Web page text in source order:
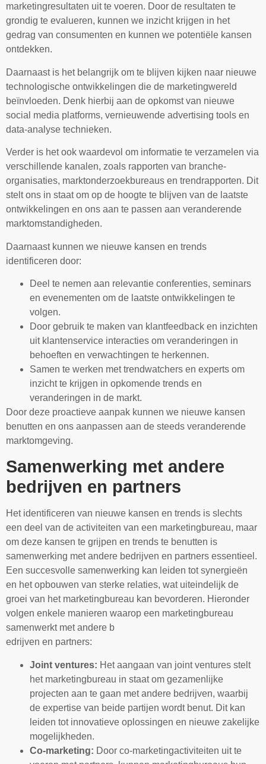
marketingresultaten uit te voeren. Door de resultaten te
grondig te evalueren, kunnen we inzicht krijgen in het
gedrag van consumenten en kunnen we potentiële kansen
ontdekken.
Daarnaast is het belangrijk om te blijven kijken naar nieuwe
technologische ontwikkelingen die de marketingwereld
beïnvloeden. Denk hierbij aan de opkomst van nieuwe
social media platforms, vernieuwende advertising tools en
data-analyse technieken.
Verder is het ook waardevol om informatie te verzamelen via
verschillende kanalen, zoals rapporten van branche-
organisaties, marktonderzoekbureaus en trendrapporten. Dit
stelt ons in staat om op de hoogte te blijven van de laatste
ontwikkelingen en ons aan te passen aan veranderende
marktomstandigheden.
Daarnaast kunnen we nieuwe kansen en trends
identificeren door:
Deel te nemen aan relevantie conferenties, seminars
en evenementen om de laatste ontwikkelingen te
volgen.
Door gebruik te maken van klantfeedback en inzichten
uit klantenservice interacties om veranderingen in
behoeften en verwachtingen te herkennen.
Samen te werken met trendwatchers en experts om
inzicht te krijgen in opkomende trends en
veranderingen in de markt.
Door deze proactieve aanpak kunnen we nieuwe kansen
benutten en ons aanpassen aan de steeds veranderende
marktomgeving.
Samenwerking met andere
bedrijven en partners
Het identificeren van nieuwe kansen en trends is slechts
een deel van de activiteiten van een marketingbureau, maar
om deze kansen te grijpen en trends te benutten is
samenwerking met andere bedrijven en partners essentieel.
Een succesvolle samenwerking kan leiden tot synergieën
en het opbouwen van sterke relaties, wat uiteindelijk de
groei van het marketingbureau kan bevorderen. Hieronder
volgen enkele manieren waarop een marketingbureau
samenwerkt met andere b
edrijven en partners:
Joint ventures: Het aangaan van joint ventures stelt
het marketingbureau in staat om gezamenlijke
projecten aan te gaan met andere bedrijven, waarbij
de expertise van beide partijen wordt benut. Dit kan
leiden tot innovatieve oplossingen en nieuwe zakelijke
mogelijkheden.
Co-marketing: Door co-marketingactiviteiten uit te